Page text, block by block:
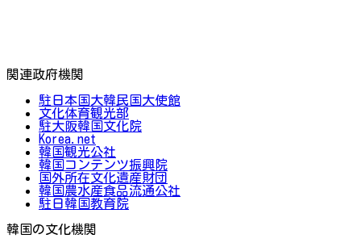
関連政府機関
駐日本国大韓民国大使館
文化体育観光部
駐大阪韓国文化院
Korea.net
韓国観光公社
韓国コンテンツ振興院
国外所在文化遺産財団
韓国農水産食品流通公社
駐日韓国教育院
韓国の文化機関